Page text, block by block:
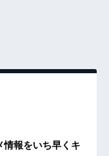
情報をいち早くキ